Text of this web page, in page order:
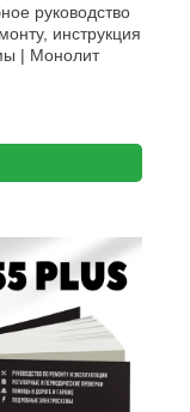
руководство
инструкция
| Монолит